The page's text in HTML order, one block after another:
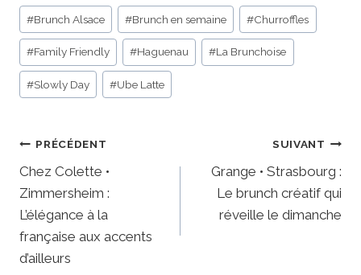
Étiquettes
de
la
publication :
#Brunch Alsace #Brunch en semaine #Churroffles
#Family Friendly #Haguenau #La Brunchoise
#Slowly Day #Ube Latte
Navigation
de
l’article
PRÉCÉDENT
Chez Colette •
Zimmersheim :
L’élégance à la
française aux accents
d’ailleurs
SUIVANT
Grange • Strasbourg :
Le brunch créatif qui
réveille le dimanche